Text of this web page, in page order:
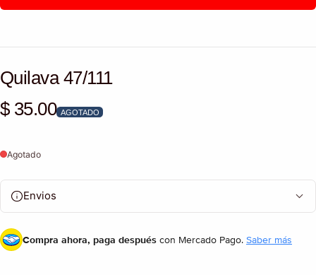
Quilava 47/111
Precio habitual
$ 35.00 AGOTADO
Agotado
Envios
Compra ahora, paga después con Mercado Pago. Saber más